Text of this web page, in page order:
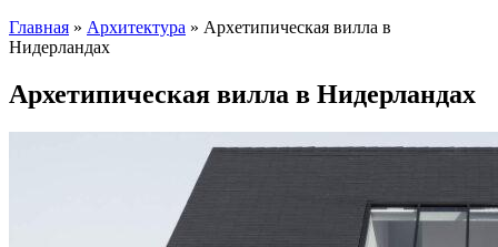
Главная » Архитектура » Архетипическая вилла в
Нидерландах
Архетипическая вилла в Нидерландах